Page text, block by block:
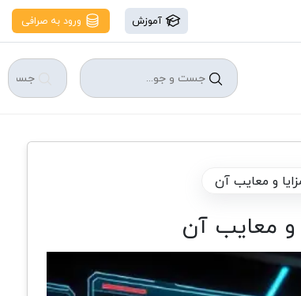
آموزش ورود به صرافی
و معایب آن
و معایب آن